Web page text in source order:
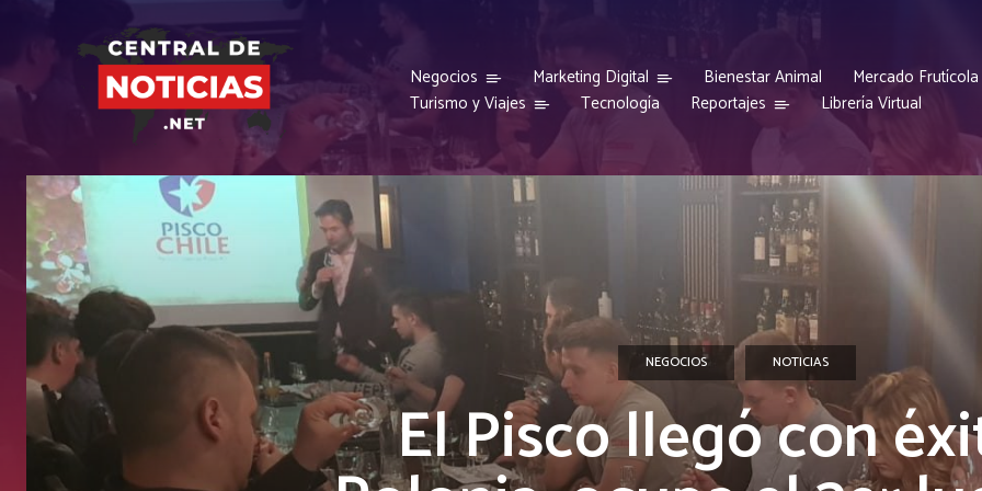
Negocios Marketing Digital Bienestar Animal
Mercado Frutícola
Turismo y Viajes
Tecnología Reportajes Librería Virtual
NEGOCIOS NOTICIAS
El Pisco llegó con